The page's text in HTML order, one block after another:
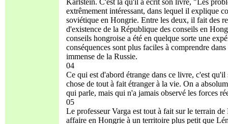
Karlstein. C'est là qu'il a écrit son livre, "Les
extrêmement intéressant, dans lequel il explique
soviétique en Hongrie. Entre les deux, il fait des
d'existence de la République des conseils en
conseils hongroise a été en quelque sorte une
conséquences sont plus faciles à comprendre
immense de la Russie.
04
Ce qui est d'abord étrange dans ce livre, c'est
chose de tout à fait étranger à la vie. On a
qui parle, mais qui n'a jamais observé les forces
05
Le professeur Varga est tout à fait sur le terrain
affaire en Hongrie à un territoire plus petit que